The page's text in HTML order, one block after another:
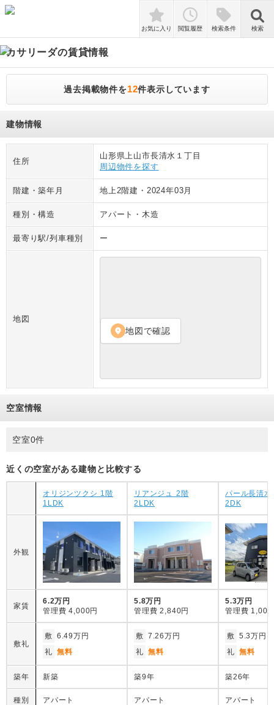
検索
お気に入り 閲覧履歴 検索条件 検索
カサリーダの賃貸情報
過去掲載物件を12件表示しています
建物情報
住所
山形県上山市長清水１丁目
周辺物件を探す
階建・築年月 地上2階建 ・ 2024年03月
種別・構造 アパート ・木造
最寄り駅/列車種別 ー
地図
location_on 地図で確認
空室情報
空室0件
近くの空室がある建物と比較する
オリジンツクシ 1階
1LDK
リアンジュ 2階
2LDK
パール長清
2DK
外観
家賃
6.2万円
管理費 4,000円
5.8万円
管理費 2,840円
5.3万円
管理費 1,000
敷礼
敷 6.49万円
礼 無料
敷 7.26万円
礼 無料
敷 5.3万円
礼 無料
築年 新築 築9年 築26年
種別 アパート アパート アパート